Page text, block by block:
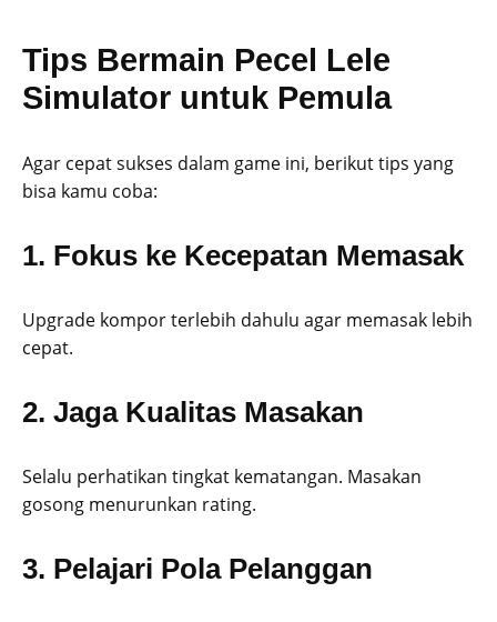
Tips Bermain Pecel Lele
Simulator untuk Pemula
Agar cepat sukses dalam game ini, berikut tips yang
bisa kamu coba:
1. Fokus ke Kecepatan Memasak
Upgrade kompor terlebih dahulu agar memasak lebih
cepat.
2. Jaga Kualitas Masakan
Selalu perhatikan tingkat kematangan. Masakan
gosong menurunkan rating.
3. Pelajari Pola Pelanggan